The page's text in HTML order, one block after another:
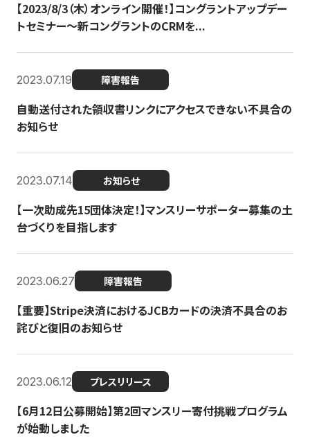
【2023/8/3（木）オンライン開催！】コングラントアップデー
トセミナー〜新コングラントのCRMを...
2023.07.19 障害報告
自動送付された領収書リンクにアクセスできない不具合の
お知らせ
2023.07.14 お知らせ
【一次助成先15団体決定！】マンスリーサポーター募集の土
台づくりを目指します
2023.06.27 障害報告
【重要】Stripe決済におけるJCBカードの決済不具合のお
詫びと復旧のお知らせ
2023.06.12 プレスリリース
【6月12日公募開始】第2回マンスリー寄付挑戦プログラム
が始動しました